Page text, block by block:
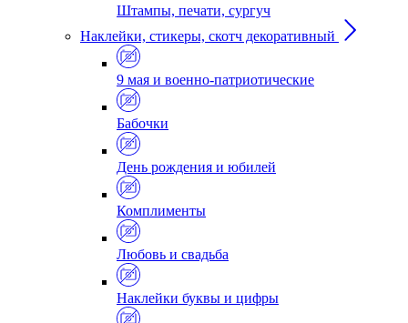
Штампы, печати, сургуч
Наклейки, стикеры, скотч декоративный
9 мая и военно-патриотические
Бабочки
День рождения и юбилей
Комплименты
Любовь и свадьба
Наклейки буквы и цифры